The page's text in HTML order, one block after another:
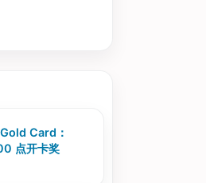
Card：
点开卡奖